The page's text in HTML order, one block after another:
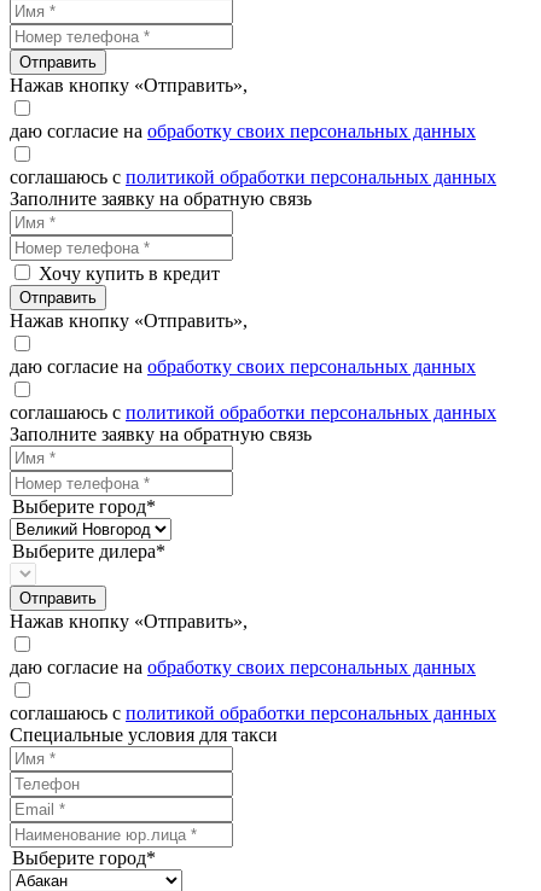
Отправить
Нажав кнопку «Отправить»,
даю согласие на обработку своих персональных данных
соглашаюсь с политикой обработки персональных данных
Заполните заявку на обратную связь
Хочу купить в кредит
Отправить
Нажав кнопку «Отправить»,
даю согласие на обработку своих персональных данных
соглашаюсь с политикой обработки персональных данных
Заполните заявку на обратную связь
Выберите город*
Выберите дилера*
Отправить
Нажав кнопку «Отправить»,
даю согласие на обработку своих персональных данных
соглашаюсь с политикой обработки персональных данных
Специальные условия для такси
Выберите город*